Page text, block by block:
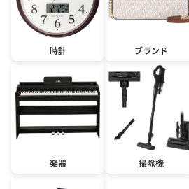
時計 ブランド
楽器 掃除機